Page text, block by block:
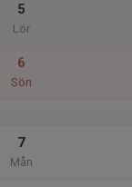
5
Lör
6
Sön
7
Mån